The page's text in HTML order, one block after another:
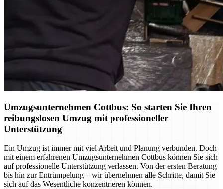
Umzugsunternehmen Cottbus: So starten Sie Ihren
reibungslosen Umzug mit professioneller
Unterstützung
Ein Umzug ist immer mit viel Arbeit und Planung verbunden. Doch
mit einem erfahrenen Umzugsunternehmen Cottbus können Sie sich
auf professionelle Unterstützung verlassen. Von der ersten Beratung
bis hin zur Entrümpelung – wir übernehmen alle Schritte, damit Sie
sich auf das Wesentliche konzentrieren können.